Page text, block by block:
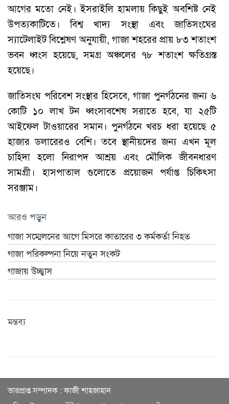
আগের মতো নেই। ইসরাইলি হামলায় কিছুই অবশিষ্ট নেই
উপত্যকাটিতে। বিশ্ব খাদ্য সংস্থা এবং জাতিসংঘের
স্যাটেলাইট বিশ্লেষণ অনুযায়ী, গাজা শহরের প্রায় ৮৩ শতাংশ
ভবন ধ্বংস হয়েছে, সমগ্র অঞ্চলের ৭৮ শতাংশ ক্ষতিগ্রস্ত
হয়েছে।
জাতিসংঘ পরিবেশ সংস্থার হিসেবে, গাজা পুনর্গঠনের জন্য ৬
কোটি ১০ লাখ টন ধ্বংসাবশেষ সরাতে হবে, যা ২৫টি
আইফেল টাওয়ারের সমান। পুনর্গঠনে খরচ ধরা হয়েছে ৫
হাজার ডলারেরও বেশি। তবে স্থানীয়দের জন্য এখন মূল
চাহিদা হলো নিরাপদ আশ্রয় এবং মৌলিক জীবনধারণ
সামগ্রী। হাসপাতাল গুলোতে প্রয়োজন পর্যাপ্ত চিকিৎসা
সরঞ্জাম।
আরও পড়ুন
গাজা সম্মেলনের আগে মিসরে কাতারের ৩ কর্মকর্তা নিহত
গাজা পরিকল্পনা নিয়ে নতুন সংকট
গাজায় উচ্ছ্বাস
মন্তব্য
ভারপ্রাপ্ত সম্পাদক : কাজী শাহজাহান